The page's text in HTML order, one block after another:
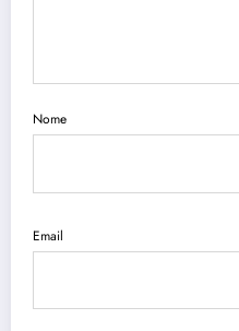
Nome
Email